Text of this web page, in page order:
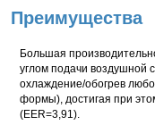
Преимущества
Большая
углом подачи воздушной
охлаждение/обогрев
формы), достигая при
(EER=3,91).